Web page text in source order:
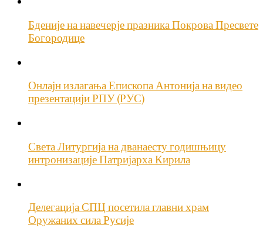
Бденије на навечерје празника Покрова Пресвете
Богородице
Онлајн излагања Епископа Антонија на видео
презентацији РПУ (РУС)
Света Литургија на дванаесту годишњицу
интронизације Патријарха Кирила
Делегација СПЦ посетила главни храм
Оружаних сила Русије